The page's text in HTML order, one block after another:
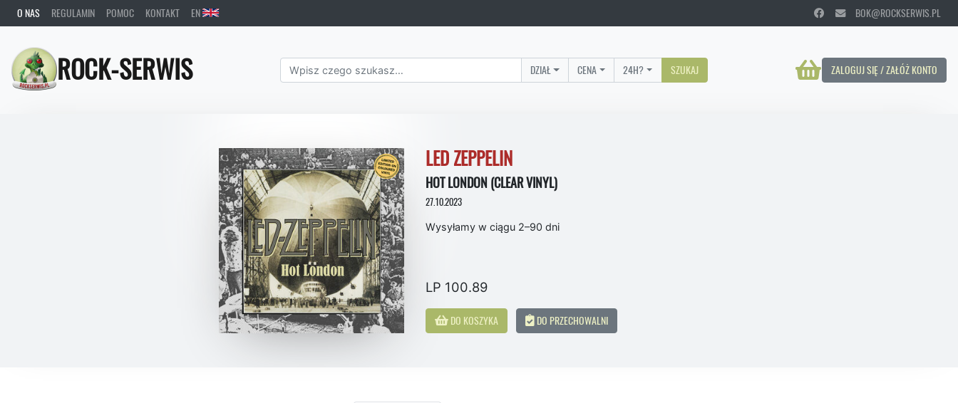
O NAS REGULAMIN POMOC KONTAKT EN BOK@ROCKSERWIS.PL
ROCK-SERWIS ZALOGUJ SIĘ / ZAŁÓŻ KONTO
DZIAŁ CENA 24H? SZUKAJ
LED ZEPPELIN
HOT LONDON (CLEAR VINYL)
27.10.2023
Wysyłamy w ciągu 2–90 dni
LP 100.89
DO KOSZYKA DO PRZECHOWALNI